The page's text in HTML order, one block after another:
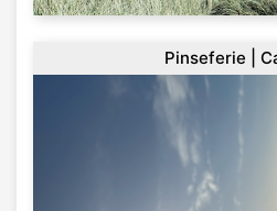
Pinseferie |